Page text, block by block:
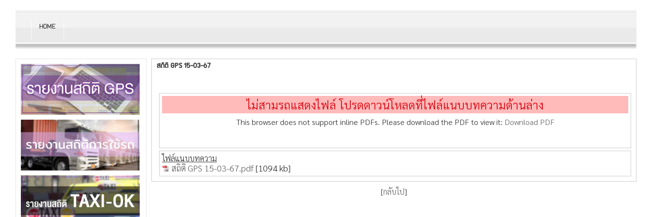
HOME
สถิติ GPS 15-03-67
ไม่สามรถแสดงไฟล์ โปรดดาวน์โหลดที่ไฟล์แนบบทความด้านล่าง
This browser does not support inline PDFs. Please download the PDF to view it: Download PDF
ไฟล์แนบบทความ
สถิติ GPS 15-03-67.pdf[1094 kb]
[กลับไป]